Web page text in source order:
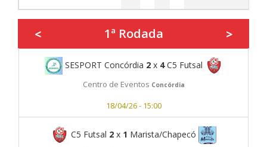
< 1ª Rodada >
SESPORT Concórdia 2x 4C5 Futsal
Centro de Eventos Concórdia
18/04/26 - 15:00
C5 Futsal 2 x 1 Marista/Chapecó